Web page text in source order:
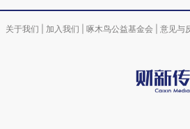
关于我们 加入我们 啄木鸟公益基金会 意见与